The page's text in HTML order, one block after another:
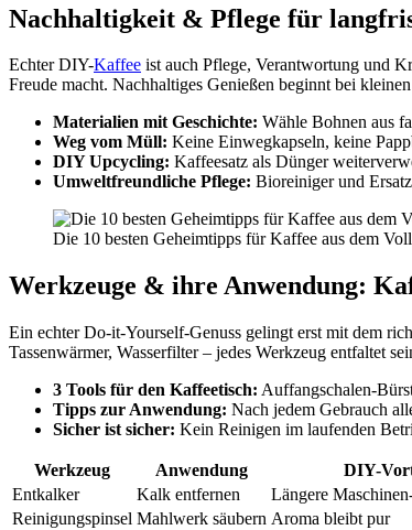
Nachhaltigkeit & Pflege für
Echter DIY-Kaffee ist auch Pflege, Verantwortung und
Freude macht. Nachhaltiges Genießen beginnt bei
Materialien mit Geschichte: Wähle Bohnen aus
Weg vom Müll: Keine Einwegkapseln, keine
DIY Upcycling: Kaffeesatz als Dünger
Umweltfreundliche Pflege: Bioreiniger und
Die 10 besten Geheimtipps für Kaffee aus dem
Werkzeuge & ihre Anwendung:
Ein echter Do-it-Yourself-Genuss gelingt erst mit dem
Tassenwärmer, Wasserfilter – jedes Werkzeug entfaltet
3 Tools für den Kaffeetisch: Auffangschalen-
Tipps zur Anwendung: Nach jedem Gebrauch
Sicher ist sicher: Kein Reinigen im laufenden
Werkzeug Anwendung
DIY-
Entkalker
Kalk entfernen
Längere
Reinigungspinsel Mahlwerk säubern Aroma bleibt pur